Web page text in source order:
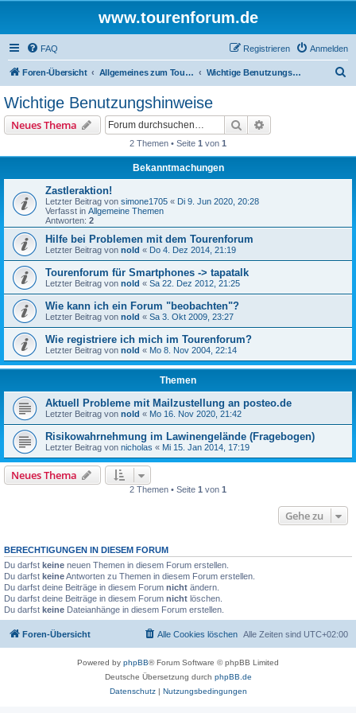
www.tourenforum.de
FAQ Anmelden
Registrieren
Foren-Übersicht Allgemeines zum Tourenforum Wichtige Benutzungshinweise
Wichtige Benutzungshinweise
Neues Thema Suche
2 Themen • Seite 1 von 1
Bekanntmachungen
Zastleraktion!
Letzter Beitrag von simone1705 « Di 9. Jun 2020, 20:28
Verfasst in Allgemeine Themen
Antworten: 2
Hilfe bei Problemen mit dem Tourenforum
Letzter Beitrag von nold « Do 4. Dez 2014, 21:19
Tourenforum für Smartphones -> tapatalk
Letzter Beitrag von nold « Sa 22. Dez 2012, 21:25
Wie kann ich ein Forum "beobachten"?
Letzter Beitrag von nold « Sa 3. Okt 2009, 23:27
Wie registriere ich mich im Tourenforum?
Letzter Beitrag von nold « Mo 8. Nov 2004, 22:14
Themen
Aktuell Probleme mit Mailzustellung an posteo.de
Letzter Beitrag von nold « Mo 16. Nov 2020, 21:42
Risikowahrnehmung im Lawinengelände (Fragebogen)
Letzter Beitrag von nicholas « Mi 15. Jan 2014, 17:19
Neues Thema
2 Themen • Seite 1 von 1
Gehe zu
BERECHTIGUNGEN IN DIESEM FORUM
Du darfst keine neuen Themen in diesem Forum erstellen.
Du darfst keineAntworten zu Themen in diesem Forum erstellen.
Du darfst deine Beiträge in diesem Forum nicht ändern.
Du darfst deine Beiträge in diesem Forum nicht löschen.
Du darfst keine Dateianhänge in diesem Forum erstellen.
Foren-Übersicht Alle Zeiten sind UTC+02:00
Alle Cookies löschen
Powered by phpBB® Forum Software © phpBB Limited
Deutsche Übersetzung durch phpBB.de
Datenschutz| Nutzungsbedingungen